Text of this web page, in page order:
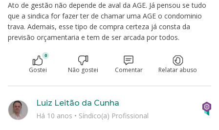
Ato de gestão não depende de aval da AGE. Já pensou se tudo
que a sindica for fazer ter de chamar uma AGE o condominio
trava. Ademais, esse tipo de compra certeza já consta da
previsão orçamentaria e tem de ser arcada por todos.
0
Gostei Não gostei Comentar Relatar abuso
Luiz Leitão da Cunha
Há 10 anos • Síndico(a) Profissional